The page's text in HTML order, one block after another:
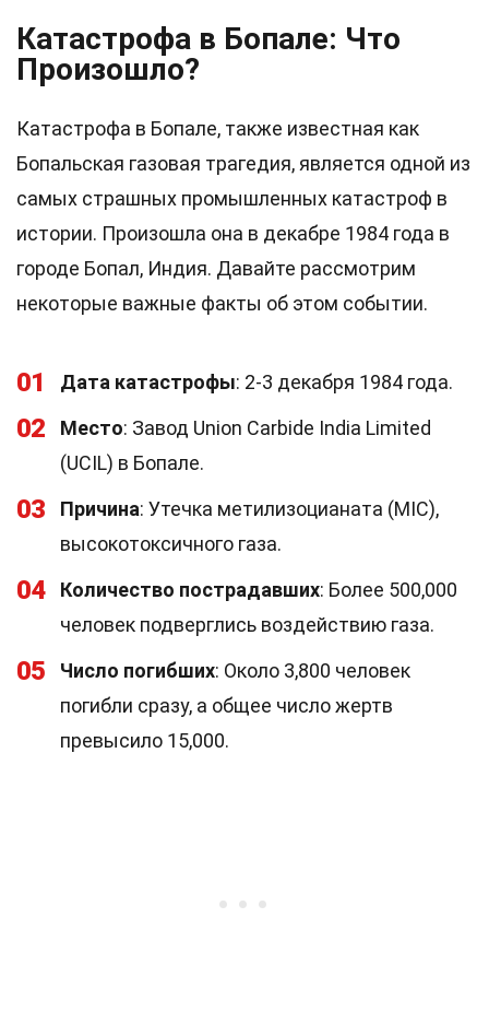
Катастрофа в Бопале: Что
Произошло?
Катастрофа в Бопале, также известная как
Бопальская газовая трагедия, является одной из
самых страшных промышленных катастроф в
истории. Произошла она в декабре 1984 года в
городе Бопал, Индия. Давайте рассмотрим
некоторые важные факты об этом событии.
01 Дата катастрофы: 2-3 декабря 1984 года.
02 Место: Завод Union Carbide India Limited
(UCIL) в Бопале.
03 Причина: Утечка метилизоцианата (MIC),
высокотоксичного газа.
04 Количество пострадавших: Более 500,000
человек подверглись воздействию газа.
05 Число погибших: Около 3,800 человек
погибли сразу, а общее число жертв
превысило 15,000.